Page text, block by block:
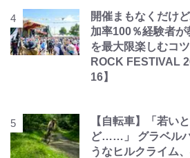
開催まもなくだけ
加率100％経験者が
を最大限楽しむコ
ROCK FESTIVAL
16】
【自転車】「若い
ど……」 グラベル
うなヒルクライム